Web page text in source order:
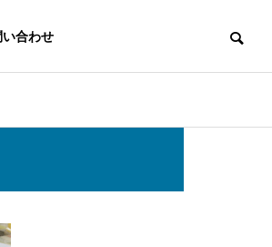
い合わせ